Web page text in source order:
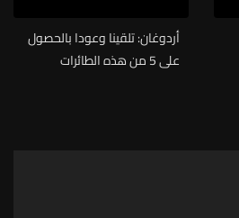
أردوغان: تلقينا وعودا بالحصول
على 5 من هذه الطائرات